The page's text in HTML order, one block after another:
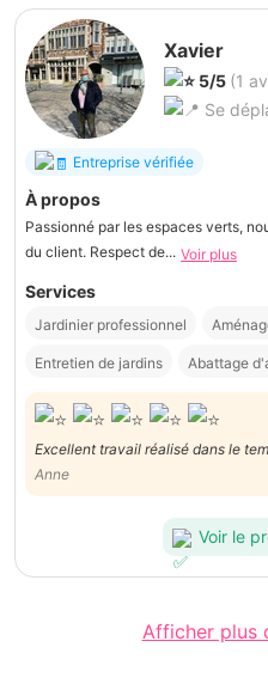
Xavier
5/5 (1
Se
Entreprise vérifiée
À propos
Passionné par les espaces verts,
du client. Respect de... Voir plus
Services
Jardinier professionnel
Entretien de jardins Abattage
Excellent travail réalisé dans le
Anne
Voir le
Afficher plus